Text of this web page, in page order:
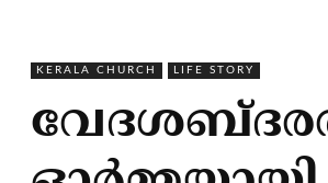
KERALA CHURCH LIFE STORY